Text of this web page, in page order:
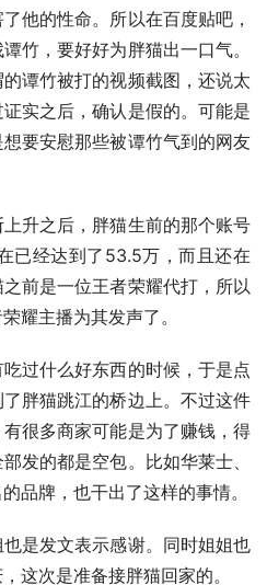
他的性命。所以在百度贴吧，
竹，要好好为胖猫出一口气。
谭竹被打的视频截图，还说太
实之后，确认是假的。可能是
要安慰那些被谭竹气到的网友
升之后，胖猫生前的那个账号
已经达到了53.5万，而且还在
前是一位王者荣耀代打，所以
耀主播为其发声了。
过什么好东西的时候，于是点
胖猫跳江的桥边上。不过这件
很多商家可能是为了赚钱，得
发的都是空包。比如华莱士、
品牌，也干出了这样的事情。
是发文表示感谢。同时姐姐也
这次是准备接胖猫回家的。